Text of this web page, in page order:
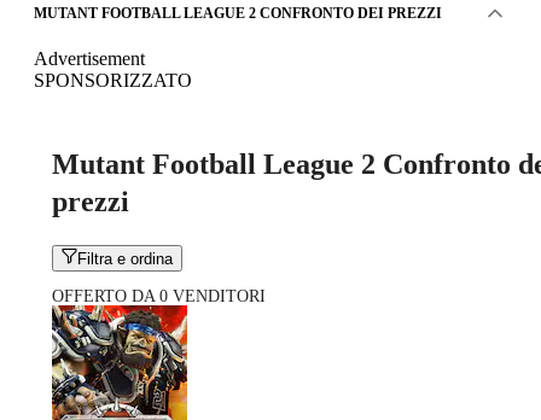
MUTANT FOOTBALL LEAGUE 2 CONFRONTO DEI PREZZI
Advertisement
SPONSORIZZATO
Mutant Football League 2 Confronto
prezzi
Filtra e ordina
OFFERTO DA 0 VENDITORI